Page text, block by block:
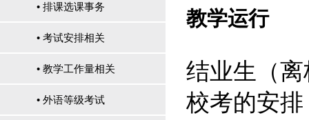
• 排课选课事务
• 考试安排相关
• 教学工作量相关
• 外语等级考试
教学运行
结业生（
校考的安排